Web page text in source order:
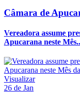
Câmara de
Vereadora assume
Apucarana neste
Visualizar
26 de Jan